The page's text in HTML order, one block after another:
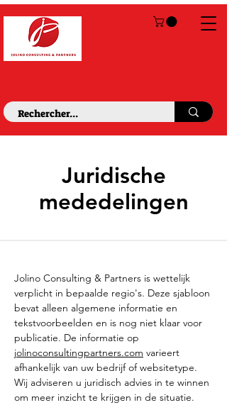
Juridische
mededelingen
Jolino Consulting & Partners is wettelijk
verplicht in bepaalde regio's. Deze sjabloon
bevat alleen algemene informatie en
tekstvoorbeelden en is nog niet klaar voor
publicatie. De informatie op
jolinoconsultingpartners.com varieert
afhankelijk van uw bedrijf of websitetype.
Wij adviseren u juridisch advies in te winnen
om meer inzicht te krijgen in de situatie.